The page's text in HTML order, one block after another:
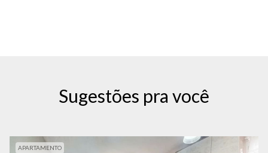
Sugestões pra você
APARTAMENTO